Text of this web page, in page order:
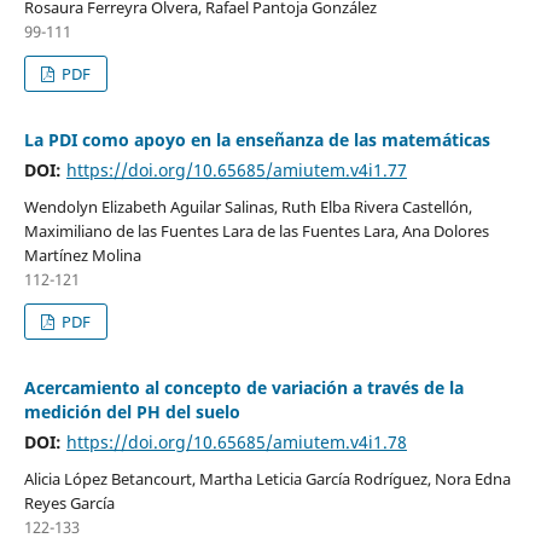
Rosaura Ferreyra Olvera, Rafael Pantoja González
99-111
PDF
La PDI como apoyo en la enseñanza de las matemáticas
DOI: https://doi.org/10.65685/amiutem.v4i1.77
Wendolyn Elizabeth Aguilar Salinas, Ruth Elba Rivera Castellón,
Maximiliano de las Fuentes Lara de las Fuentes Lara, Ana Dolores
Martínez Molina
112-121
PDF
Acercamiento al concepto de variación a través de la
medición del PH del suelo
DOI: https://doi.org/10.65685/amiutem.v4i1.78
Alicia López Betancourt, Martha Leticia García Rodríguez, Nora Edna
Reyes García
122-133